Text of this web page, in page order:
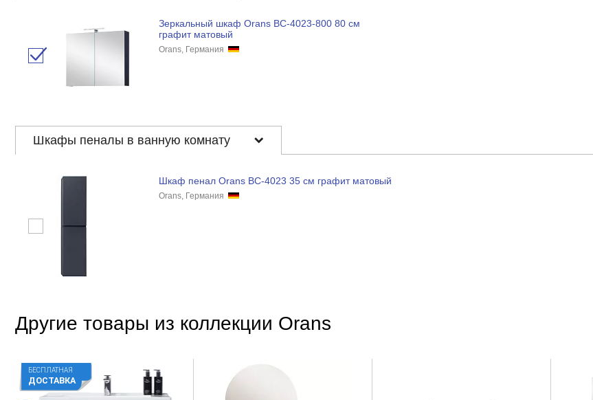
Зеркальный шкаф Orans BC-4023-800 80 см
графит матовый
Orans, Германия
Шкафы пеналы в ванную комнату
Шкаф пенал Orans BC-4023 35 см графит матовый
Orans, Германия
Другие товары из коллекции Orans
БЕСПЛАТНАЯ
ДОСТАВКА